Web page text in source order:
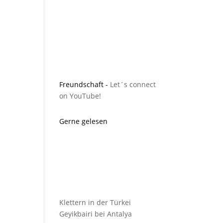
Freundschaft - Let´s connect
on YouTube!
Gerne gelesen
Klettern in der Türkei
Geyikbairi bei Antalya